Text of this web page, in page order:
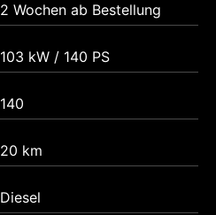
2 Wochen ab Bestellung
103 kW / 140 PS
140
20 km
Diesel